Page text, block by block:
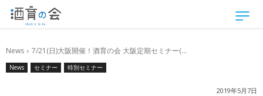
News 7/21(日)大阪開催！酒育の会 大阪定期セミナー(...
News セミナー 特別セミナー
2019年5月7日